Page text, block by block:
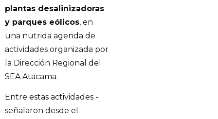
plantas desalinizadoras
y parques eólicos, en
una nutrida agenda de
actividades organizada por
la Dirección Regional del
SEA Atacama.
Entre estas actividades -
señalaron desde el